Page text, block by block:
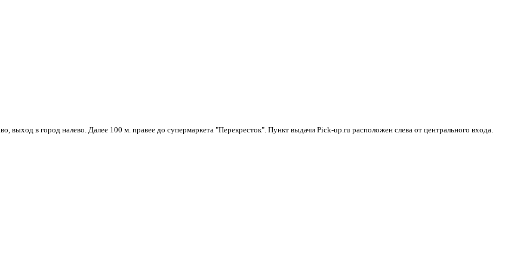
выход в город налево. Далее 100 м. правее до супермаркета "Перекресток". Пункт выдачи Pick-up.ru расположен слева от центрального входа.